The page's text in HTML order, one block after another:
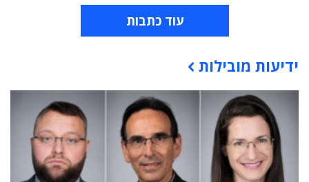
עוד כתבות
תוכן פרסומי
ידיעות מובילות